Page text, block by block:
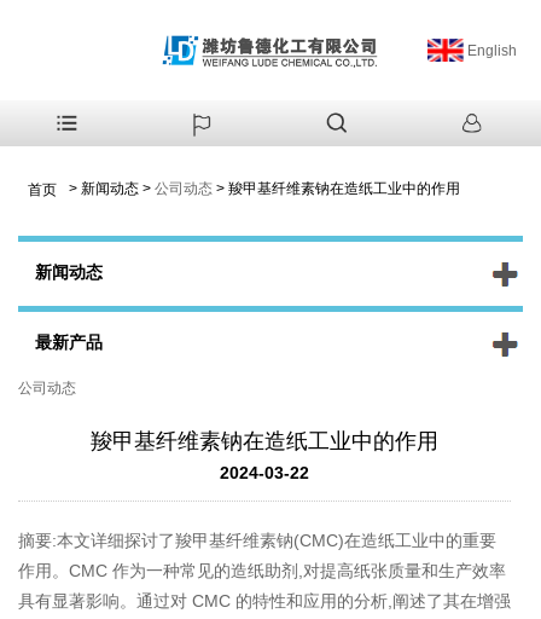
English
首页 > 新闻动态 > 公司动态 > 羧甲基纤维素钠在造纸工业中的作用
新闻动态
最新产品
公司动态
羧甲基纤维素钠在造纸工业中的作用
2024-03-22
摘要:本文详细探讨了羧甲基纤维素钠(CMC)在造纸工业中的重要
作用。CMC 作为一种常见的造纸助剂,对提高纸张质量和生产效率
具有显著影响。通过对 CMC 的特性和应用的分析,阐述了其在增强